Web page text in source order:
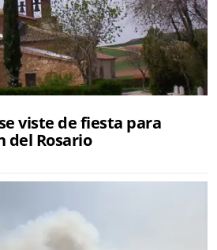
viste de fiesta para
del Rosario